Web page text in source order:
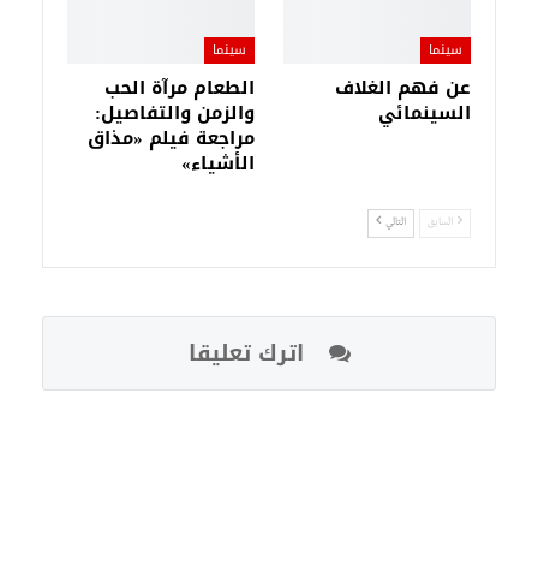
سينما
عن فهم الغلاف
السينمائي
سينما
الطعام مرآة الحب
والزمن والتفاصيل:
مراجعة فيلم «مذاق
الأشياء»
السابق التالي
اترك تعليقا